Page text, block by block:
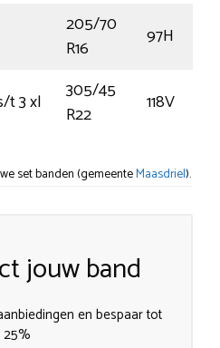
205/70
R16
97H
t 3 xl
305/45
R22
118V
set banden (gemeenteMaasdriel).
jouw band
en bespaar tot
25%